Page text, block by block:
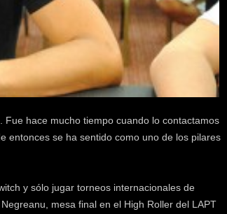
hace mucho tiempo cuando lo contactamos
entonces se ha sentido como uno de los pilares
y sólo jugar torneos internacionales de
mesa final en el High Roller del LAPT